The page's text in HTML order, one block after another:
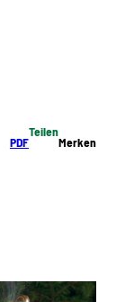
PDF
Teilen
Merken